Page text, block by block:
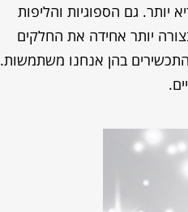
גם הספוגיות והליפות
יותר אחידה את החלקים
התכשירים בהן אנחנו משתמשות.